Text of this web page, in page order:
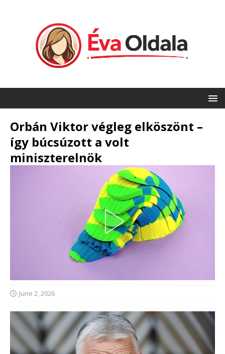
Orbán Viktor végleg elköszönt –
így búcsúzott a volt
miniszterelnök
June 2, 2026